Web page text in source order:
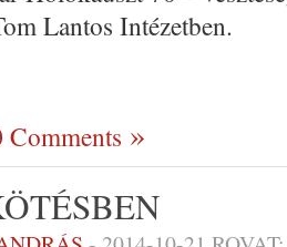
Lantos Intézetben.
Comments